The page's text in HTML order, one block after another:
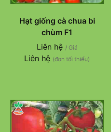
Hạt giống cà chua bi
chùm F1
Liên hệ / Giá
Liên hệ (đơn tối thiểu)